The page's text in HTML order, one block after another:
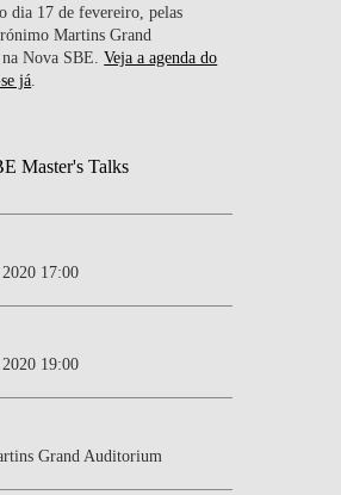
dia 17 de fevereiro, pelas
Martins Grand
Nova SBE.Veja a agenda do
já
17:00
19:00
Grand Auditorium